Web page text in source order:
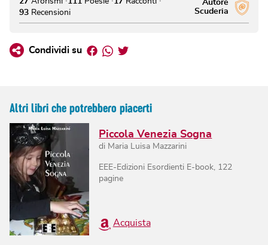
Autore
Scuderia
93 Recensioni
Condividi su Facebook
Whatsapp
Twitter
Altri libri che potrebbero piacerti
Piccola Venezia Sogna
di Maria Luisa Mazzarini
EEE-Edizioni Esordienti E-book
122
pagine
Acquista